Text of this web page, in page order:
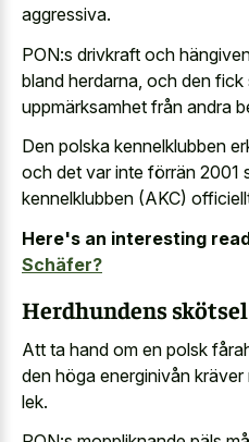
aggressiva.
PON:s drivkraft och
bland herdarna, och den fick
uppmärksamhet från andra
Den polska kennelklubben
och det var inte förrän 2001
kennelklubben (AKC)
Here's an interesting
Schäfer?
Herdhundens skötsel
Att ta hand om en polsk
den höga energinivån
lek.